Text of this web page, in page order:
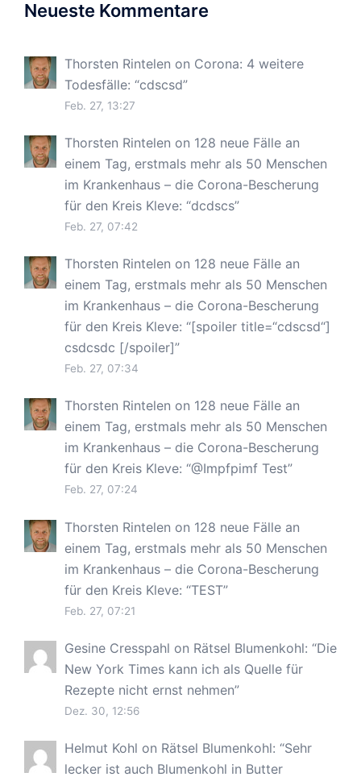
Neueste Kommentare
Thorsten Rintelen on Corona: 4 weitere
Todesfälle: “cdscsd”
Feb. 27, 13:27
Thorsten Rintelen on 128 neue Fälle an
einem Tag, erstmals mehr als 50 Menschen
im Krankenhaus – die Corona-Bescherung
für den Kreis Kleve: “dcdscs”
Feb. 27, 07:42
Thorsten Rintelen on 128 neue Fälle an
einem Tag, erstmals mehr als 50 Menschen
im Krankenhaus – die Corona-Bescherung
für den Kreis Kleve: “[spoiler title=“cdscsd“]
csdcsdc [/spoiler]”
Feb. 27, 07:34
Thorsten Rintelen on 128 neue Fälle an
einem Tag, erstmals mehr als 50 Menschen
im Krankenhaus – die Corona-Bescherung
für den Kreis Kleve: “@Impfpimf Test”
Feb. 27, 07:24
Thorsten Rintelen on 128 neue Fälle an
einem Tag, erstmals mehr als 50 Menschen
im Krankenhaus – die Corona-Bescherung
für den Kreis Kleve: “TEST”
Feb. 27, 07:21
Gesine Cresspahl on Rätsel Blumenkohl: “Die
New York Times kann ich als Quelle für
Rezepte nicht ernst nehmen”
Dez. 30, 12:56
Helmut Kohl on Rätsel Blumenkohl: “Sehr
lecker ist auch Blumenkohl in Butter